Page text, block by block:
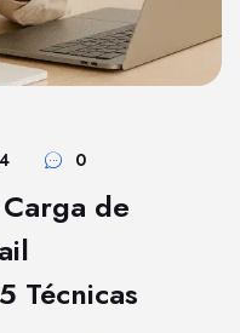
0
de
Técnicas